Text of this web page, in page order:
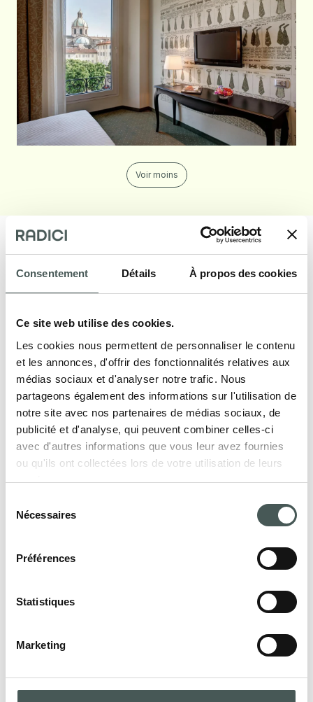
Consentement Détails À propos des cookies
Ce site web utilise des cookies.
Les cookies nous permettent de personnaliser le contenu
et les annonces, d'offrir des fonctionnalités relatives aux
médias sociaux et d'analyser notre trafic. Nous
partageons également des informations sur l'utilisation de
notre site avec nos partenaires de médias sociaux, de
publicité et d'analyse, qui peuvent combiner celles-ci
avec d'autres informations que vous leur avez fournies
ou qu'ils ont collectées lors de votre utilisation de leurs
services.
Nécessaires
Préférences
Statistiques
Marketing
Voir moins
pour le secteur Contract et Résidentiel, et
meublez vos intérieurs avec style et
élégance.
PRODUITS
Contactez-nous dès maintenant pour
demander un devis ou commencer une
votre disposition pour vous assister dans